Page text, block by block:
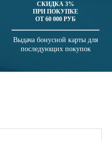
СКИДКА 3%
ПРИ ПОКУПКЕ
ОТ 60 000 РУБ
Выдача бонусной карты для
последующих покупок